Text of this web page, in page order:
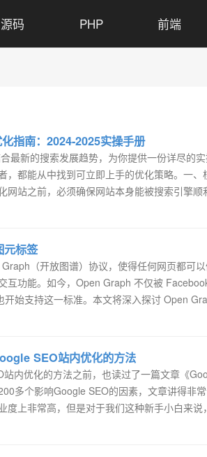
源码 PHP 前端
指南：2024-2025实操手册
最新的搜索发展趋势，为你提供一份详尽的
，都能从中找到可立即上手的优化策略。一、
网站之前，必须确保网站本身能被搜索引擎顺
是网站的基石，它确保搜索引擎能够无障碍
标签
（开放图谱）协议，使得任何网页都可
互功能。如今，Open Graph 不仅被
始支持这一标准。本文将深入探讨 Open
助您优化网...
SEO站内优化的方法
内优化的方法之前，也读过了一篇文章《
多个影响Google SEO的因素，文章讲得非
度上非常高，但是对于我们这种新手小白来说
SEO我们能够学到60分，内容我们做到80